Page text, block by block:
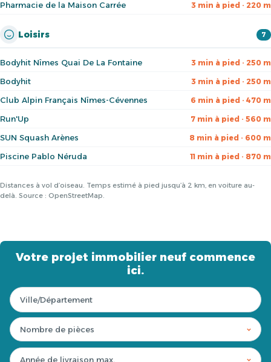
Pharmacie de la Maison Carrée 3 min à pied · 220 m
Loisirs 7
Bodyhit Nîmes Quai De La Fontaine 3 min à pied · 250 m
Bodyhit 3 min à pied · 250 m
Club Alpin Français Nîmes-Cévennes 6 min à pied · 470 m
Run'Up 7 min à pied · 560 m
SUN Squash Arènes 8 min à pied · 600 m
Piscine Pablo Néruda 11 min à pied · 870 m
Distances à vol d’oiseau. Temps estimé à pied jusqu’à 2 km, en voiture au-
delà. Source : OpenStreetMap.
Votre projet immobilier neuf commence
ici.